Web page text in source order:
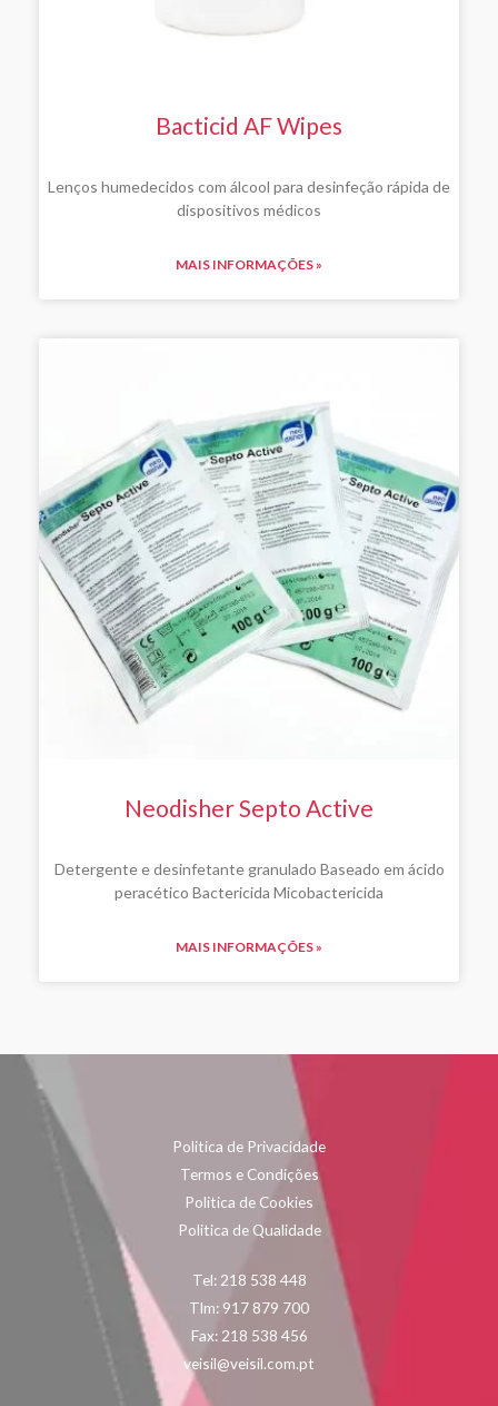
Bacticid AF Wipes
Lenços humedecidos com álcool para desinfeção rápida de
dispositivos médicos
MAIS INFORMAÇÕES »
Neodisher Septo Active
Detergente e desinfetante granulado Baseado em ácido
peracético Bactericida Micobactericida
MAIS INFORMAÇÕES »
Politica de Privacidade
Termos e Condições
Politica de Cookies
Politica de Qualidade
Tel: 218 538 448
Tlm: 917 879 700
Fax: 218 538 456
veisil@veisil.com.pt